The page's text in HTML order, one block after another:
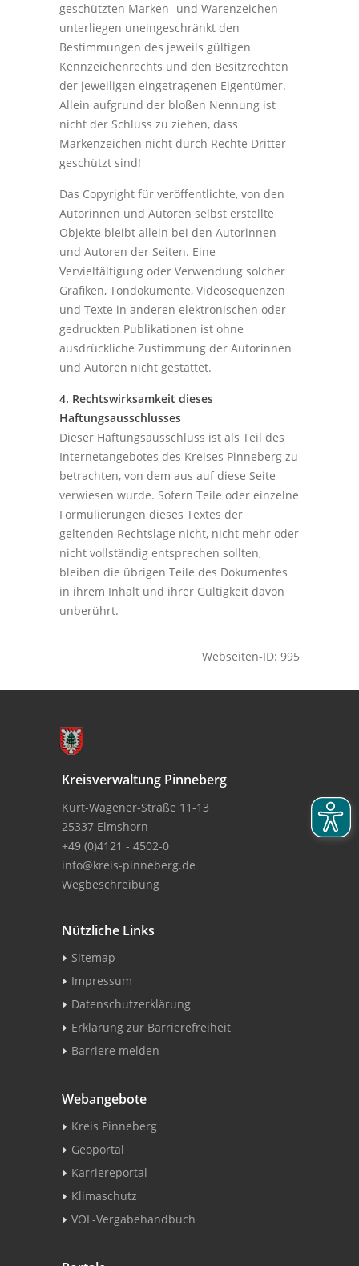
geschützten Marken- und Warenzeichen
unterliegen uneingeschränkt den
Bestimmungen des jeweils gültigen
Kennzeichenrechts und den Besitzrechten
der jeweiligen eingetragenen Eigentümer.
Allein aufgrund der bloßen Nennung ist
nicht der Schluss zu ziehen, dass
Markenzeichen nicht durch Rechte Dritter
geschützt sind!
Das Copyright für veröffentlichte, von den
Autorinnen und Autoren selbst erstellte
Objekte bleibt allein bei den Autorinnen
und Autoren der Seiten. Eine
Vervielfältigung oder Verwendung solcher
Grafiken, Tondokumente, Videosequenzen
und Texte in anderen elektronischen oder
gedruckten Publikationen ist ohne
ausdrückliche Zustimmung der Autorinnen
und Autoren nicht gestattet.
4. Rechtswirksamkeit dieses
Haftungsausschlusses
Dieser Haftungsausschluss ist als Teil des
Internetangebotes des Kreises Pinneberg zu
betrachten, von dem aus auf diese Seite
verwiesen wurde. Sofern Teile oder einzelne
Formulierungen dieses Textes der
geltenden Rechtslage nicht, nicht mehr oder
nicht vollständig entsprechen sollten,
bleiben die übrigen Teile des Dokumentes
in ihrem Inhalt und ihrer Gültigkeit davon
unberührt.
Webseiten-ID: 995
Kreisverwaltung Pinneberg
Kurt-Wagener-Straße 11-13
25337 Elmshorn
+49 (0)4121 - 4502-0
info@kreis-pinneberg.de
Wegbeschreibung
Nützliche Links
Sitemap
Impressum
Datenschutzerklärung
Erklärung zur Barrierefreiheit
Barriere melden
Webangebote
Kreis Pinneberg
Geoportal
Karriereportal
Klimaschutz
VOL-Vergabehandbuch